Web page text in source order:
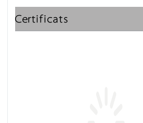
Certificats